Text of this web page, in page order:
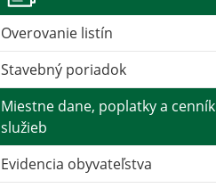
Overovanie listín
Stavebný poriadok
Miestne dane, poplatky a cenník
služieb
Evidencia obyvateľstva